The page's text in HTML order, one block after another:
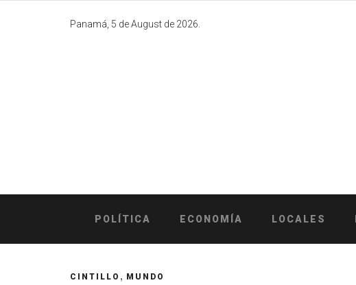
Panamá, 5 de August de 2026.
POLÍTICA ECONOMÍA LOCALES
CINTILLO , MUNDO